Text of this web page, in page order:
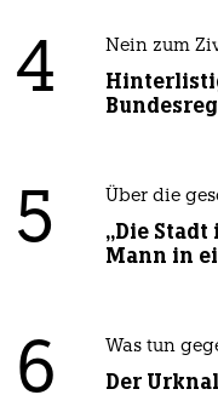
4 Nein zum
5 Über die
„Die
Mann in
6 Was tun
Der